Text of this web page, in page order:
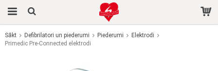
Prece tika pievienota jūsu grozam
Sākt Defibrilatori un piederumi Piederumi
Elektrodi
Primedic Pre-Connected elektrodi